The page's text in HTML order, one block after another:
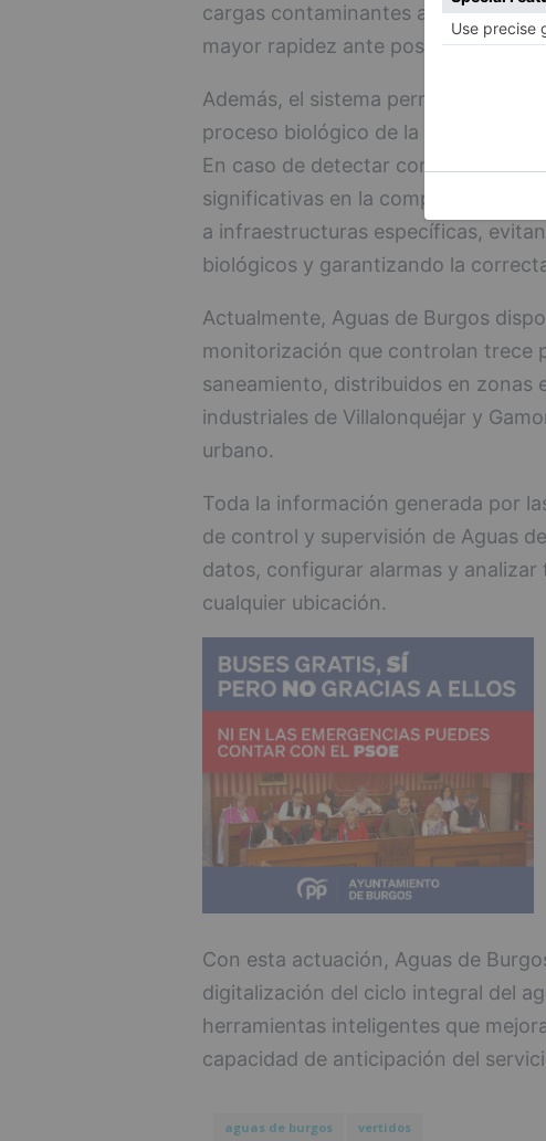
cargas contaminantes anómalas,
mayor rapidez ante posibles
Además, el sistema permite
proceso biológico de la Estación
En caso de detectar contaminantes
significativas en la composición del
a infraestructuras específicas,
biológicos y garantizando la
Actualmente, Aguas de Burgos
monitorización que controlan trece
saneamiento, distribuidos en zonas
industriales de Villalonquéjar y
urbano.
Toda la información generada por
de control y supervisión de Aguas
datos, configurar alarmas y
cualquier ubicación.
Con esta actuación, Aguas de
digitalización del ciclo integral del
herramientas inteligentes que
capacidad de anticipación del
aguas de burgos vertidos